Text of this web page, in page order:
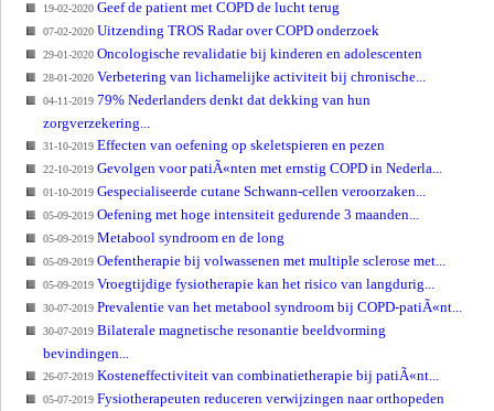
19-02-2020 Geef de patient met COPD de lucht terug
07-02-2020 Uitzending TROS Radar over COPD onderzoek
29-01-2020 Oncologische revalidatie bij kinderen en adolescenten
28-01-2020 Verbetering van lichamelijke activiteit bij chronische...
04-11-2019 79% Nederlanders denkt dat dekking van hun
zorgverzekering...
31-10-2019 Effecten van oefening op skeletspieren en pezen
22-10-2019 Gevolgen voor patiÃ«nten met ernstig COPD in Nederla...
01-10-2019 Gespecialiseerde cutane Schwann-cellen veroorzaken...
05-09-2019 Oefening met hoge intensiteit gedurende 3 maanden...
05-09-2019 Metabool syndroom en de long
05-09-2019 Oefentherapie bij volwassenen met multiple sclerose met...
05-09-2019 Vroegtijdige fysiotherapie kan het risico van langdurig...
30-07-2019 Prevalentie van het metabool syndroom bij COPD-patiÃ«nt...
30-07-2019 Bilaterale magnetische resonantie beeldvorming
bevindingen...
26-07-2019 Kosteneffectiviteit van combinatietherapie bij patiÃ«nt...
05-07-2019 Fysiotherapeuten reduceren verwijzingen naar orthopeden